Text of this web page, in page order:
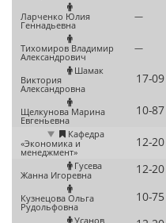
Ларченко Юлия
Геннадьевна
—
Тихомиров Владимир
Александрович
—
Шамак
Виктория
Александровна
Щелкунова Марина
Евгеньевна
Кафедра
«Экономика и
менеджмент»
Гусева
Жанна Игоревна
Кузнецова Ольга
Рудольфовна
Усанов